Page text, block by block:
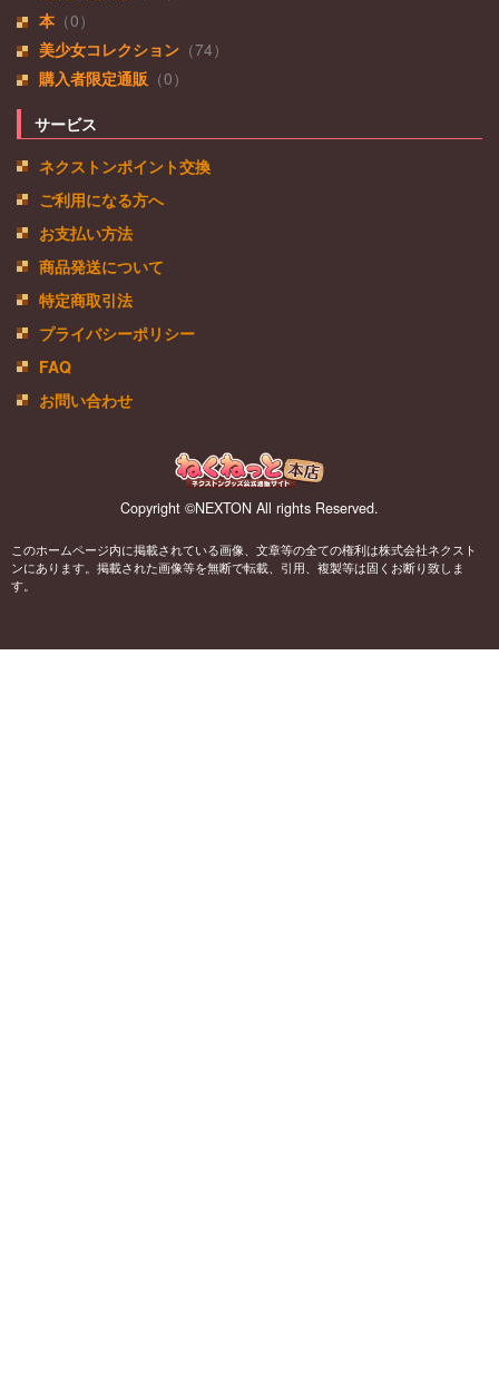
本 （0）
美少女コレクション （74）
購入者限定通販 （0）
サービス
ネクストンポイント交換
ご利用になる方へ
お支払い方法
商品発送について
特定商取引法
プライバシーポリシー
FAQ
お問い合わせ
Copyright ©NEXTON All rights Reserved.
このホームページ内に掲載されている画像、文章等の全ての権利は株式会社ネクスト
ンにあります。掲載された画像等を無断で転載、引用、複製等は固くお断り致しま
す。